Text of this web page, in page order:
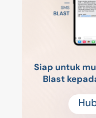
Siap untuk
Blast